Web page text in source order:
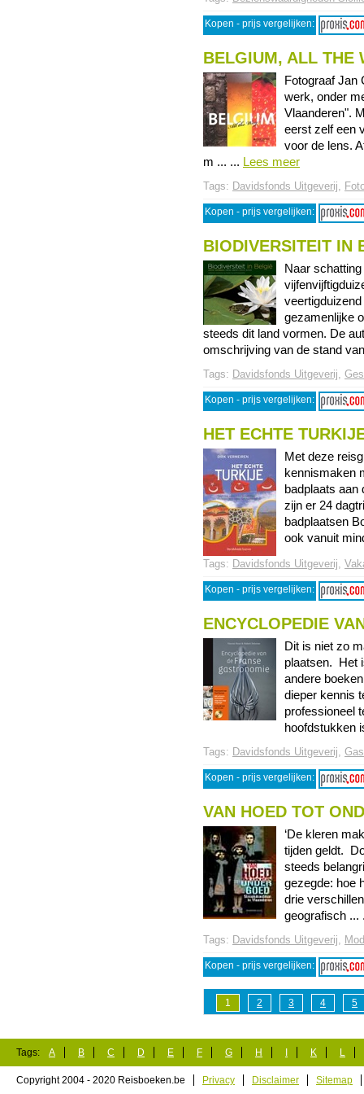
1 2 3 4 5
Kopen - prijs vergelijken:
BELGIUM, ALL THE
Fotograaf Jan
werk, onder
Vlaanderen".
eerst zelf een
voor de lens.
m ... ... Lees meer
Tags: Davidsfonds Uitgeverij,
Kopen - prijs vergelijken:
BIODIVERSITEIT IN
Naar
gezamenlijke
steeds dit land vormen. De
omschrijving van de stand
Tags: Davidsfonds Uitgeverij,
Kopen - prijs vergelijken:
HET ECHTE
Met deze
kennismaken
badplaats aan
zijn er 24
badplaatsen
ook vanuit
Tags: Davidsfonds Uitgeverij,
Kopen - prijs vergelijken:
ENCYCLOPEDIE
Dit is niet zo
plaatsen. Het
andere
dieper kennis
professioneel
hoofdstukken
Tags: Davidsfonds Uitgeverij,
Kopen - prijs vergelijken:
VAN HOED TOT
‘De kleren
tijden geldt.
steeds
gezegde: hoe
drie
geografisch ...
Tags: Davidsfonds Uitgeverij,
Kopen - prijs vergelijken:
Tags: A B C D E F G H K L
Copyright 2004 - 2020 Reisboeken.be Privacy Disclaimer
Sitemap